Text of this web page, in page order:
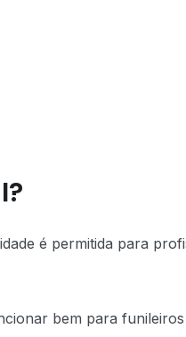
é permitida para
bem para